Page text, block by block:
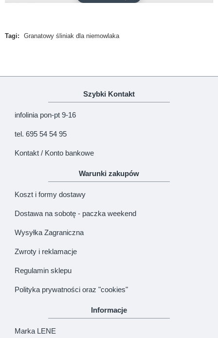
Twoja opinia
KONTYNUUJ
Tagi: Granatowy śliniak dla niemowlaka
Szybki Kontakt
infolinia pon-pt 9-16
tel. 695 54 54 95
Kontakt / Konto bankowe
Warunki zakupów
Koszt i formy dostawy
Dostawa na sobotę - paczka weekend
Wysyłka Zagraniczna
Zwroty i reklamacje
Regulamin sklepu
Polityka prywatności oraz "cookies"
Informacje
Marka LENE